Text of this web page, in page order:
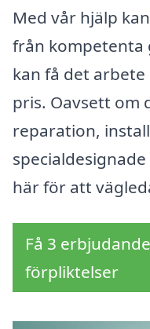
Med vår hjälp
från kompetenta
kan få det
pris. Oavsett om
reparation,
här för att
Få 3
förpliktelser